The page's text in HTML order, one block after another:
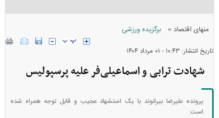
منهای اقتصاد » برگزیده ورزشی
تاریخ انتشار: ۱۰:۴۳ - ۰۱ مرداد ۱۴۰۴
شهادت ترابی و اسماعیلی‌فر علیه پرسپولیس
پرونده علیرضا بیرانوند با یک استشهاد عجیب و قابل توجه همراه شده
است.